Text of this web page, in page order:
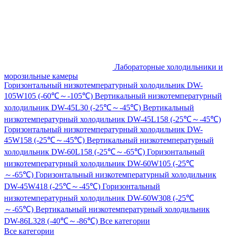
Лабораторные холодильники и
морозильные камеры
Горизонтальный низкотемпературный холодильник DW-
105W105 (-60℃～-105℃) Вертикальный низкотемпературный
холодильник DW-45L30 (-25℃～-45℃) Вертикальный
низкотемпературный холодильник DW-45L158 (-25℃～-45℃)
Горизонтальный низкотемпературный холодильник DW-
45W158 (-25℃～-45℃) Вертикальный низкотемпературный
холодильник DW-60L158 (-25℃～-65℃) Горизонтальный
низкотемпературный холодильник DW-60W105 (-25℃
～-65℃) Горизонтальный низкотемпературный холодильник
DW-45W418 (-25℃～-45℃) Горизонтальный
низкотемпературный холодильник DW-60W308 (-25℃
～-65℃) Вертикальный низкотемпературный холодильник
DW-86L328 (-40℃～-86℃) Все категории
Все категории